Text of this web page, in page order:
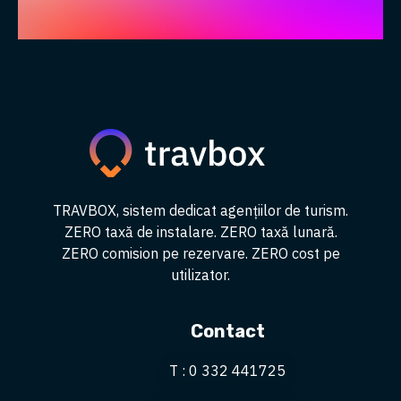
TRAVBOX, sistem dedicat agențiilor de turism.
ZERO taxă de instalare. ZERO taxă lunară.
ZERO comision pe rezervare. ZERO cost pe
utilizator.
Contact
T : 0 332 441725